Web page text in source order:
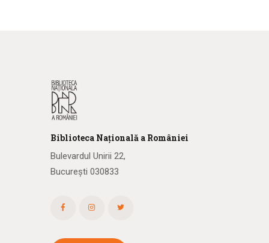
Biblioteca Națională a României
Bulevardul Unirii 22,
București 030833